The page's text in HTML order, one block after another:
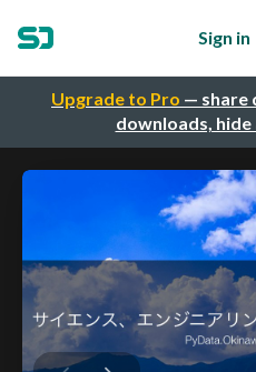
Upgrade to Pro — share
downloads,
Sign in